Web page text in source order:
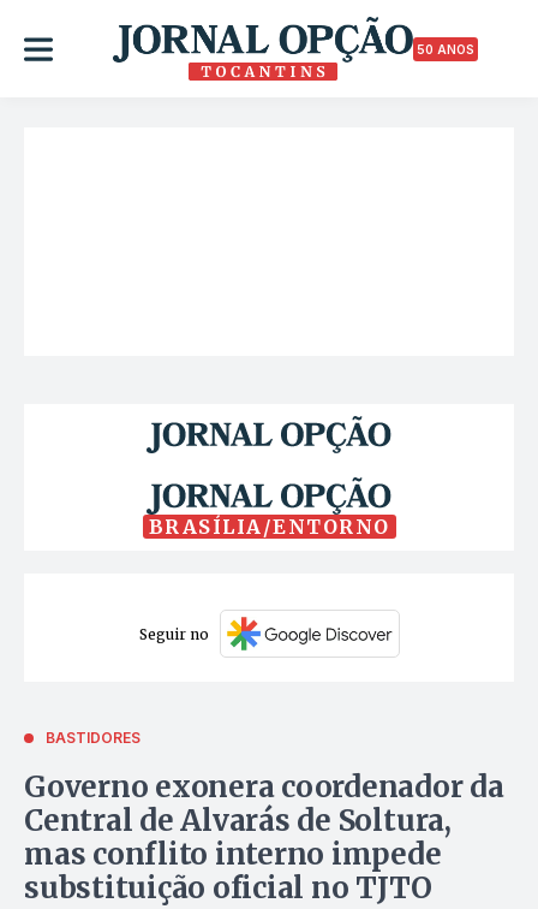
50 ANOS
BRASÍLIA/ENTORNO
Seguir no
BASTIDORES
Governo exonera coordenador da
Central de Alvarás de Soltura,
mas conflito interno impede
substituição oficial no TJTO